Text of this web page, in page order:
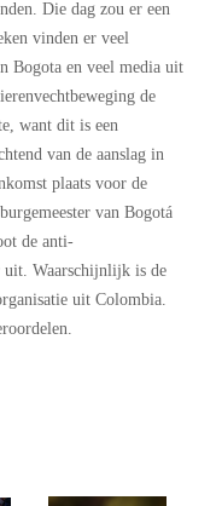
Die dag zou er een
vinden er veel
Bogota en veel media uit
de
want dit is een
van de aanslag in
plaats voor de
van Bogotá
de anti-
uit. Waarschijnlijk is de
uit Colombia.